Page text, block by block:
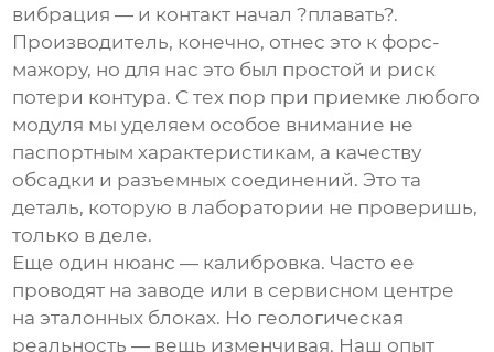
вибрация — и контакт начал ?плавать?.
Производитель, конечно, отнес это к форс-
мажору, но для нас это был простой и риск
потери контура. С тех пор при приемке любого
модуля мы уделяем особое внимание не
паспортным характеристикам, а качеству
обсадки и разъемных соединений. Это та
деталь, которую в лаборатории не проверишь,
только в деле.
Еще один нюанс — калибровка. Часто ее
проводят на заводе или в сервисном центре
на эталонных блоках. Но геологическая
реальность — вещь изменчивая. Наш опыт